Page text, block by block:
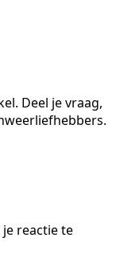
Deel je vraag,
reactie te